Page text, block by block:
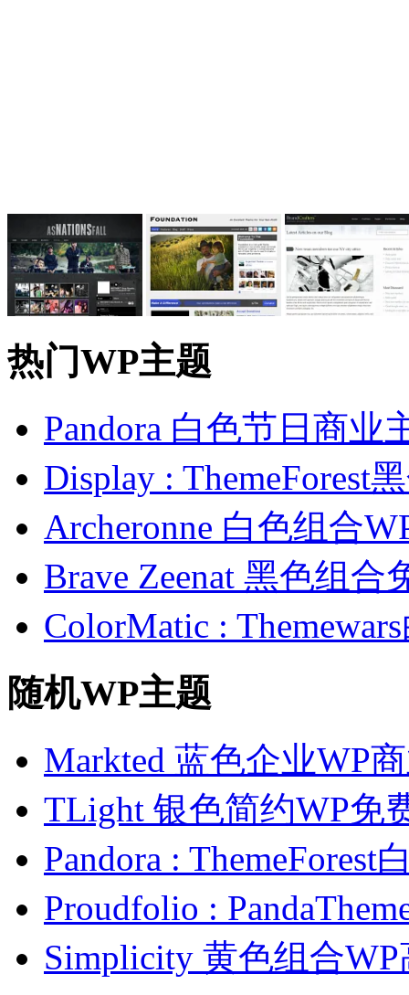
热门WP主题
Pandora 白色节日商业
Display : ThemeForest
Archeronne 白色组合
Brave Zeenat 黑色组合
ColorMatic :
随机WP主题
Markted 蓝色企业WP
TLight 银色简约WP免
Pandora :
Proudfolio :
Simplicity 黄色组合